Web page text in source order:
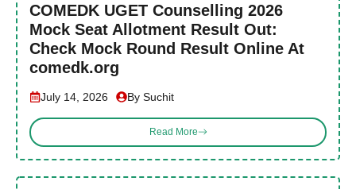
COMEDK UGET Counselling 2026
Mock Seat Allotment Result Out:
Check Mock Round Result Online At
comedk.org
July 14, 2026 By Suchit
Read More